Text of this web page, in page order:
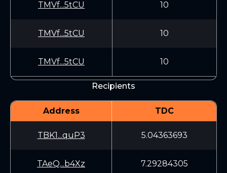
TMVf...5tCU 10
TMVf...5tCU 10
TMVf...5tCU 10
Recipients
Address TDC
TBK1...quP3 5.04363693
TAeQ...b4Xz 7.29284305